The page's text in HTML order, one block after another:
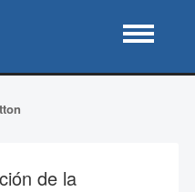
de la